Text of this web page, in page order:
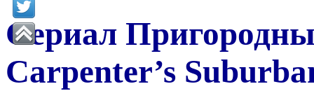
Сериал
Carpenter’s